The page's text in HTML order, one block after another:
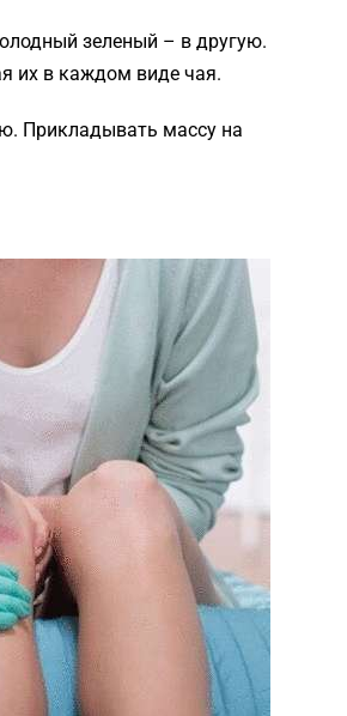
зеленый – в другую.
их в каждом виде чая.
Прикладывать массу на